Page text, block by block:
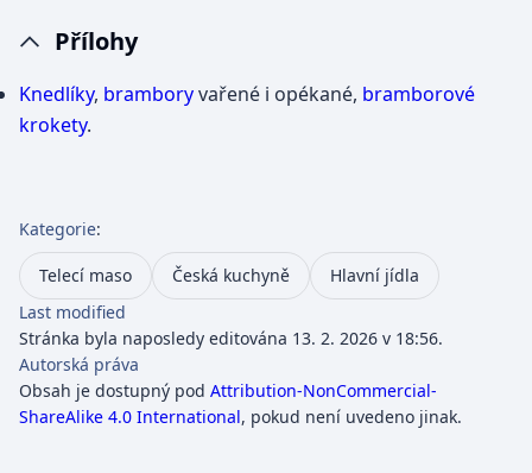
Přílohy
Knedlíky, bramboryvařené i opékané, bramborové
krokety.
Kategorie:
Telecí maso Česká kuchyně
Hlavní jídla
Last modified
Stránka byla naposledy editována 13. 2. 2026 v 18:56.
Autorská práva
Obsah je dostupný pod Attribution-NonCommercial-
ShareAlike 4.0 International, pokud není uvedeno jinak.